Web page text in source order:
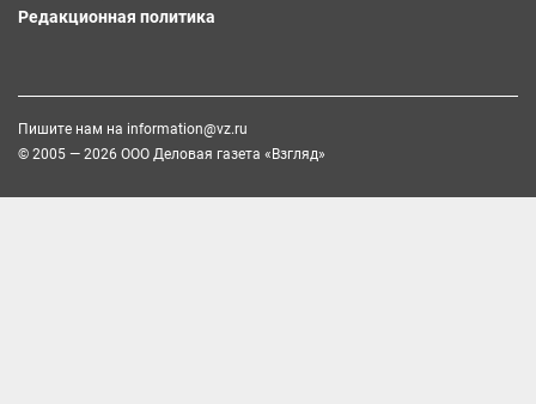
Редакционная политика
Пишите нам на information@vz.ru
© 2005 — 2026 ООО Деловая газета «Взгляд»